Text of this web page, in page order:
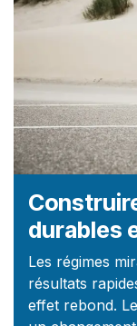
durables
Les régimes
résultats
effet rebond.